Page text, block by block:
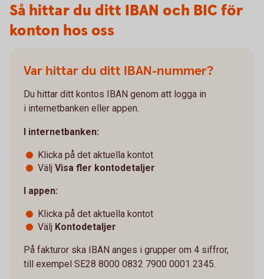
Så hittar du ditt IBAN och BIC för
konton hos oss
Var hittar du ditt IBAN-nummer?
Du hittar ditt kontos IBAN genom att logga in
i internetbanken eller appen.
I internetbanken:
Klicka på det aktuella kontot
Välj Visa fler kontodetaljer
I appen:
Klicka på det aktuella kontot
Välj Kontodetaljer
På fakturor ska IBAN anges i grupper om 4 siffror,
till exempel SE28 8000 0832 7900 0001 2345.